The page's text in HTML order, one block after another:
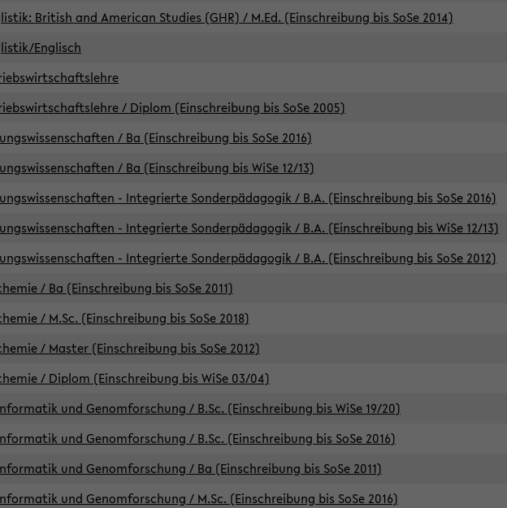
British and American Studies (GHR) / M.Ed. (Einschreibung bis SoSe 2014)
Englisch
/ Diplom (Einschreibung bis SoSe 2005)
/ Ba (Einschreibung bis SoSe 2016)
/ Ba (Einschreibung bis WiSe 12/13)
- Integrierte Sonderpädagogik / B.A. (Einschreibung bis SoSe 2016)
- Integrierte Sonderpädagogik / B.A. (Einschreibung bis WiSe 12/13)
- Integrierte Sonderpädagogik / B.A. (Einschreibung bis SoSe 2012)
/ Ba (Einschreibung bis SoSe 2011)
/ M.Sc. (Einschreibung bis SoSe 2018)
/ Master (Einschreibung bis SoSe 2012)
/ Diplom (Einschreibung bis WiSe 03/04)
und Genomforschung / B.Sc. (Einschreibung bis WiSe 19/20)
und Genomforschung / B.Sc. (Einschreibung bis SoSe 2016)
und Genomforschung / Ba (Einschreibung bis SoSe 2011)
und Genomforschung / M.Sc. (Einschreibung bis SoSe 2016)